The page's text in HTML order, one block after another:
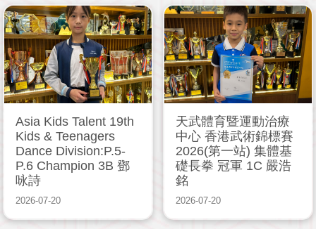
Asia Kids Talent 19th
Kids & Teenagers
Dance Division:P.5-
P.6 Champion 3B 鄧
咏詩
2026-07-20
天武體育暨運動治療
中心 香港武術錦標賽
2026(第一站) 集體基
礎長拳 冠軍 1C 嚴浩
銘
2026-07-20